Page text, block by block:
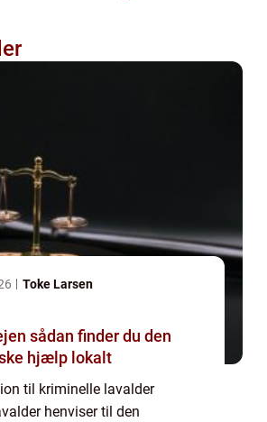
Toke Larsen
du den
hjælp lokalt
til kriminelle lavalder
henviser til den